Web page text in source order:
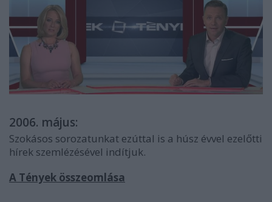
2006. május:
Szokásos sorozatunkat ezúttal is a húsz évvel ezelőtti
hírek szemlézésével indítjuk.
A Tények összeomlása